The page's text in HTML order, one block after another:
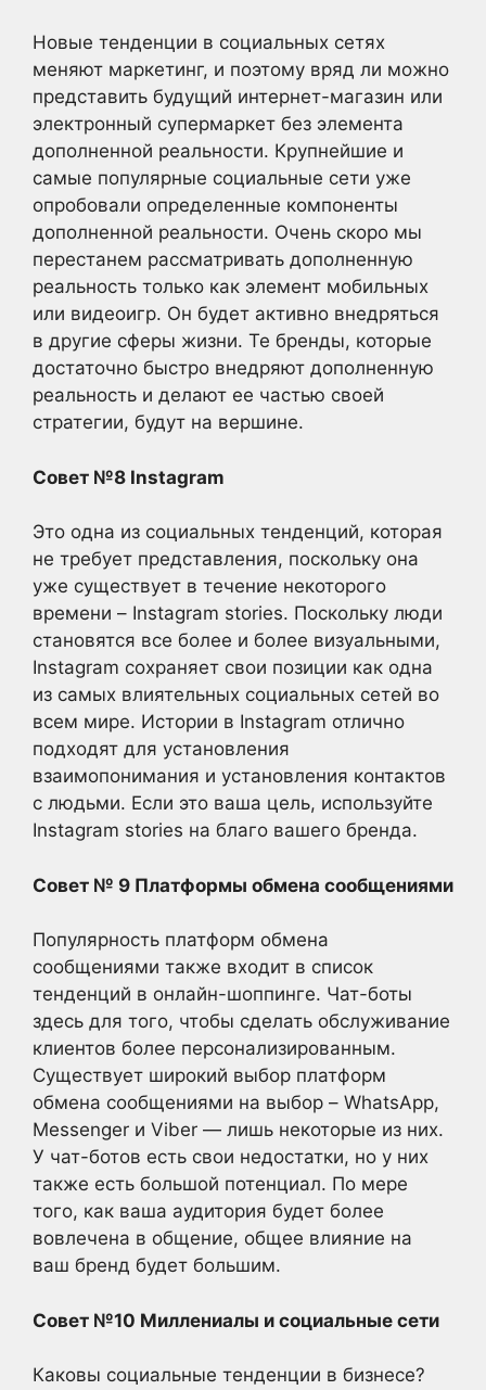
Новые тенденции в социальных сетях
меняют маркетинг, и поэтому вряд ли можно
представить будущий интернет-магазин или
электронный супермаркет без элемента
дополненной реальности. Крупнейшие и
самые популярные социальные сети уже
опробовали определенные компоненты
дополненной реальности. Очень скоро мы
перестанем рассматривать дополненную
реальность только как элемент мобильных
или видеоигр. Он будет активно внедряться
в другие сферы жизни. Те бренды, которые
достаточно быстро внедряют дополненную
реальность и делают ее частью своей
стратегии, будут на вершине.
Совет №8 Instagram
Это одна из социальных тенденций, которая
не требует представления, поскольку она
уже существует в течение некоторого
времени – Instagram stories. Поскольку люди
становятся все более и более визуальными,
Instagram сохраняет свои позиции как одна
из самых влиятельных социальных сетей во
всем мире. Истории в Instagram отлично
подходят для установления
взаимопонимания и установления контактов
с людьми. Если это ваша цель, используйте
Instagram stories на благо вашего бренда.
Совет № 9 Платформы обмена сообщениями
Популярность платформ обмена
сообщениями также входит в список
тенденций в онлайн-шоппинге. Чат-боты
здесь для того, чтобы сделать обслуживание
клиентов более персонализированным.
Существует широкий выбор платформ
обмена сообщениями на выбор – WhatsApp,
Messenger и Viber — лишь некоторые из них.
У чат-ботов есть свои недостатки, но у них
также есть большой потенциал. По мере
того, как ваша аудитория будет более
вовлечена в общение, общее влияние на
ваш бренд будет большим.
Совет №10 Миллениалы и социальные сети
Каковы социальные тенденции в бизнесе?